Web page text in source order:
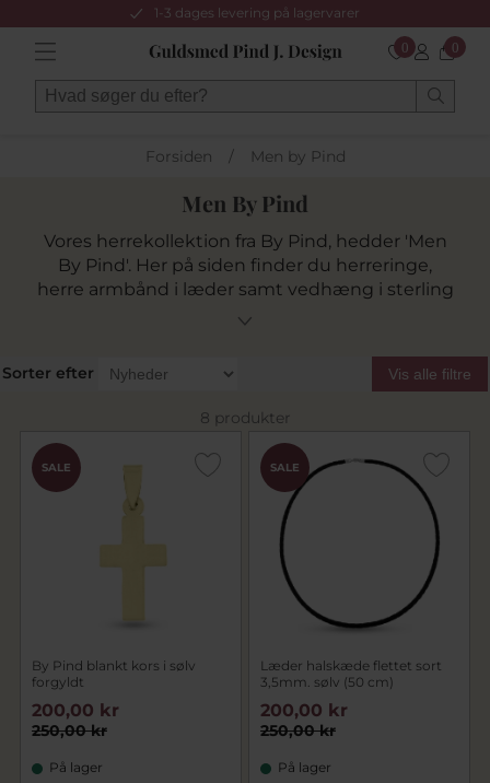
1-3 dages levering på lagervarer
0 0
Forsiden / Men by Pind
Men By Pind
Vores herrekollektion fra By Pind, hedder 'Men
By Pind'. Her på siden finder du herreringe,
herre armbånd i læder samt vedhæng i sterling
sølv.
Sorter efter Vis alle filtre
8 produkter
SALE
By Pind blankt kors i sølv
forgyldt
250,00 kr
200,00 kr
På lager
SALE
Læder halskæde flettet sort
3,5mm. sølv (50 cm)
250,00 kr
200,00 kr
På lager